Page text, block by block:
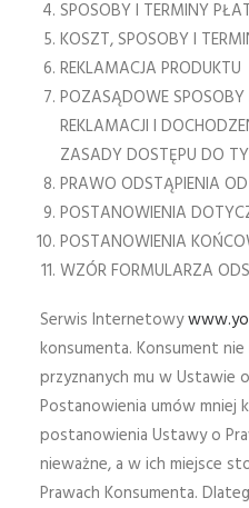
SPOSOBY I TERMINY
KOSZT, SPOSOBY I
REKLAMACJA PRODUKTU
POZASĄDOWE
REKLAMACJI I
ZASADY DOSTĘPU DO
PRAWO ODSTĄPIENIA
POSTANOWIENIA
POSTANOWIENIA
WZÓR FORMULARZA
Serwis Internetowy
konsumenta. Konsument
przyznanych mu w Ustawie
Postanowienia umów mniej
postanowienia Ustawy o
nieważne, a w ich miejsce
Prawach Konsumenta.